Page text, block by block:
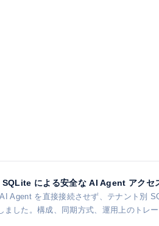
SQLite による安全な AI Agent アクセ
Agent を直接接続させず、テナント別
ました。構成、同期方式、運用上のトレー